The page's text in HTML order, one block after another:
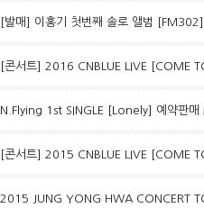
[발매] 이홍기 첫번째 솔로 앨범
[콘서트] 2016 CNBLUE LIVE [COME
N.Flying 1st SINGLE [Lonely] 예약판매
[콘서트] 2015 CNBLUE LIVE [COME
2015 JUNG YONG HWA CONCERT